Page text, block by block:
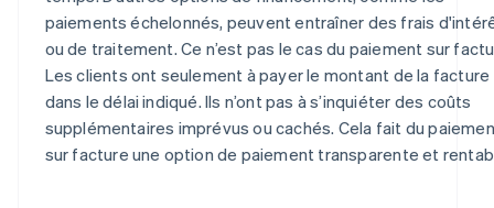
paiements échelonnés, peuvent entraîner des frais
ou de traitement. Ce n’est pas le cas du paiement sur
Les clients ont seulement à payer le montant de la facture
dans le délai indiqué. Ils n’ont pas à s’inquiéter des coûts
supplémentaires imprévus ou cachés. Cela fait du
sur facture une option de paiement transparente et